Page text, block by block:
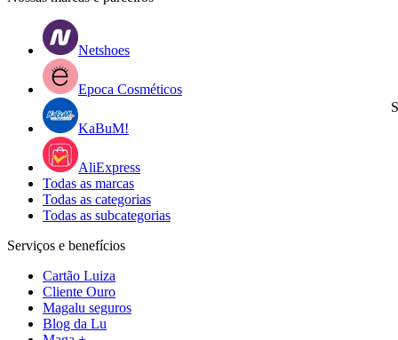
Netshoes
Epoca Cosméticos
KaBuM!
AliExpress
Todas as marcas
Todas as categorias
Todas as subcategorias
Serviços e benefícios
Cartão Luiza
Cliente Ouro
Magalu seguros
Blog da Lu